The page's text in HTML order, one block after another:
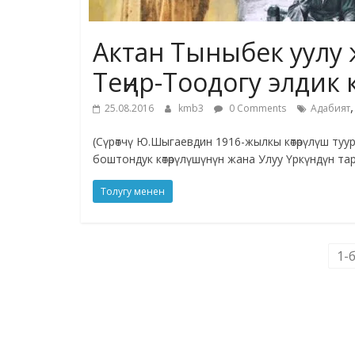
Актан Тыныбек
Теңир-Тоодогу
25.08.2016 kmb3 0 Comments Адабият
(Сүрөтчү Ю.Шыгаевдин 1916-жылкы көтөрүлүш
боштондук көтөрүлүшүнүн жана Улуу Үркүндүн
Толугу менен
1-